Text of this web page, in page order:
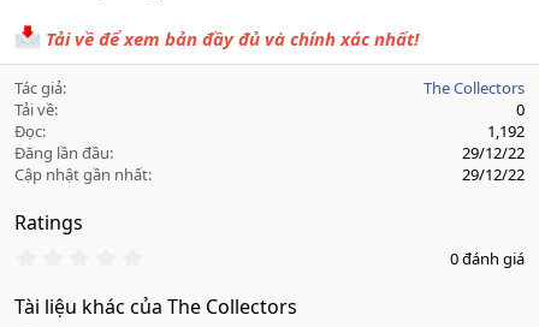
Tải về để xem bản đầy đủ và chính xác nhất!
Tác giả
The Collectors
Tải về
0
Đọc
1,192
Đăng lần đầu
29/12/22
Cập nhật gần nhất
29/12/22
Ratings
0
0
0 đánh giá
Tài liệu khác của The Collectors